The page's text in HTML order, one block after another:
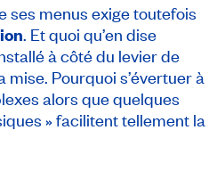
ses menus exige toutefois
. Et quoi qu’en dise
à côté du levier de
Pourquoi s’évertuer à
alors que quelques
» facilitent tellement la